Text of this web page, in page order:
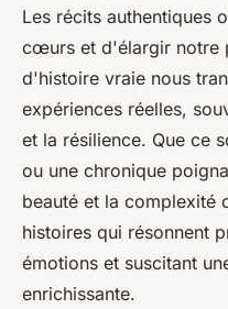
Les récits authentiques
cœurs et d'élargir notre
d'histoire vraie nous
expériences réelles,
et la résilience. Que ce
ou une chronique
beauté et la complexité
histoires qui résonnent
émotions et suscitant
enrichissante.